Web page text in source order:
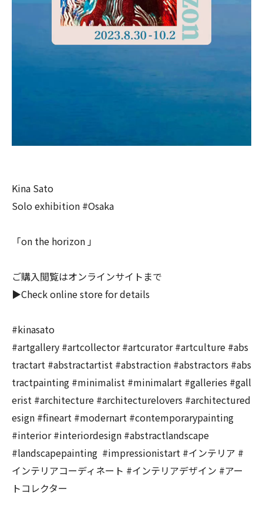
Kina Sato
Solo exhibition #Osaka
「on the horizon 」
ご購入閲覧はオンラインサイトまで
▶︎Check online store for details
#kinasato
#artgallery #artcollector #artcurator #artculture #abs
tractart #abstractartist #abstraction #abstractors #abs
tractpainting #minimalist #minimalart #galleries #gall
erist #architecture #architecturelovers #architectured
esign #fineart #modernart #contemporarypainting
#interior #interiordesign #abstractlandscape
#landscapepainting #impressionistart #インテリア #
インテリアコーディネート #インテリアデザイン #アー
トコレクター